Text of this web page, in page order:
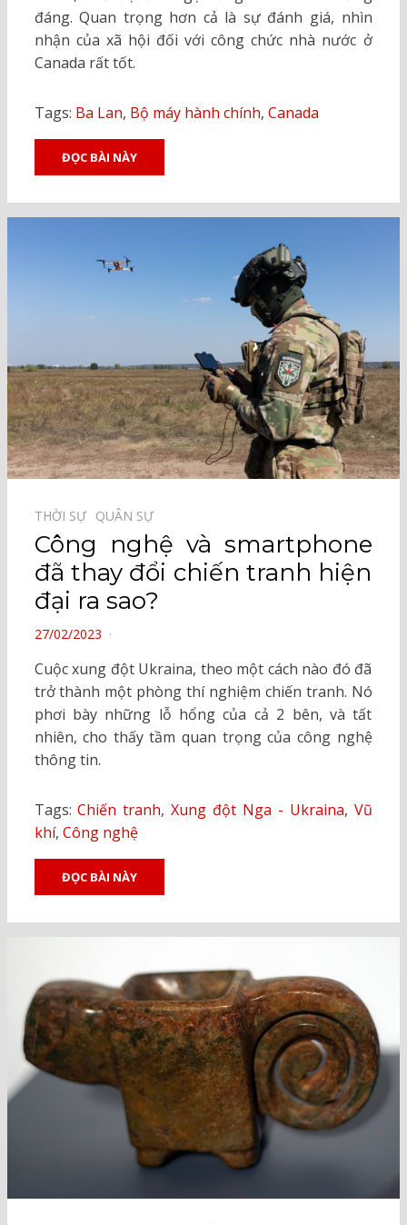
đáng. Quan trọng hơn cả là sự đánh giá, nhìn
nhận của xã hội đối với công chức nhà nước ở
Canada rất tốt.
Tags: Ba Lan, Bộ máy hành chính, Canada
ĐỌC BÀI NÀY
THỜI SỰ⠀ QUÂN SỰ⠀
Công nghệ và smartphone
đã thay đổi chiến tranh hiện
đại ra sao?
POSTED
27/02/2023
Cuộc xung đột Ukraina, theo một cách nào đó đã
trở thành một phòng thí nghiệm chiến tranh. Nó
phơi bày những lỗ hổng của cả 2 bên, và tất
nhiên, cho thấy tầm quan trọng của công nghệ
thông tin.
Tags:Chiến tranh,Xung đột Nga - Ukraina, Vũ
khí, Công nghệ
ĐỌC BÀI NÀY